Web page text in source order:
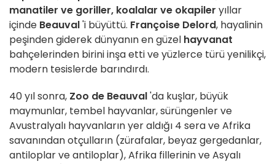
manatiler ve goriller, koalalar ve okapiler yıllar
içinde Beauval'i büyüttü. Françoise Delord, hayalinin
peşinden giderek dünyanın en güzel hayvanat
bahçelerinden birini inşa etti ve yüzlerce türü yenilikçi,
modern tesislerde barındırdı.
40 yıl sonra, Zoo de Beauval'da kuşlar, büyük
maymunlar, tembel hayvanlar, sürüngenler ve
Avustralyalı hayvanların yer aldığı 4 sera ve Afrika
savanından otçulların (zürafalar, beyaz gergedanlar,
antiloplar ve antiloplar), Afrika fillerinin ve Asyalı